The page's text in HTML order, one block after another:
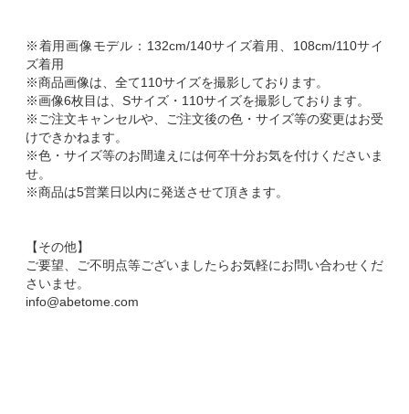
※着用画像モデル：132cm/140サイズ着用、108cm/110サイ
ズ着用
※商品画像は、全て110サイズを撮影しております。
※画像6枚目は、Sサイズ・110サイズを撮影しております。
※ご注文キャンセルや、ご注文後の色・サイズ等の変更はお受
けできかねます。
※色・サイズ等のお間違えには何卒十分お気を付けくださいま
せ。
※商品は5営業日以内に発送させて頂きます。
【その他】
ご要望、ご不明点等ございましたらお気軽にお問い合わせくだ
さいませ。
info@abetome.com